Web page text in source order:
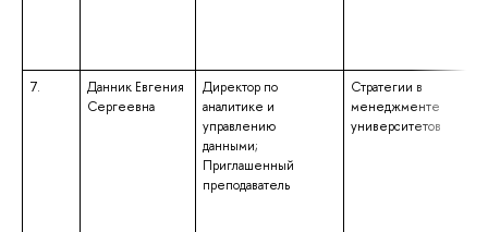
7.
Данник Евгения
Сергеевна
Директор по
аналитике и
управлению
данными;
Приглашенный
преподаватель
Стратегии в
менеджменте
университетов